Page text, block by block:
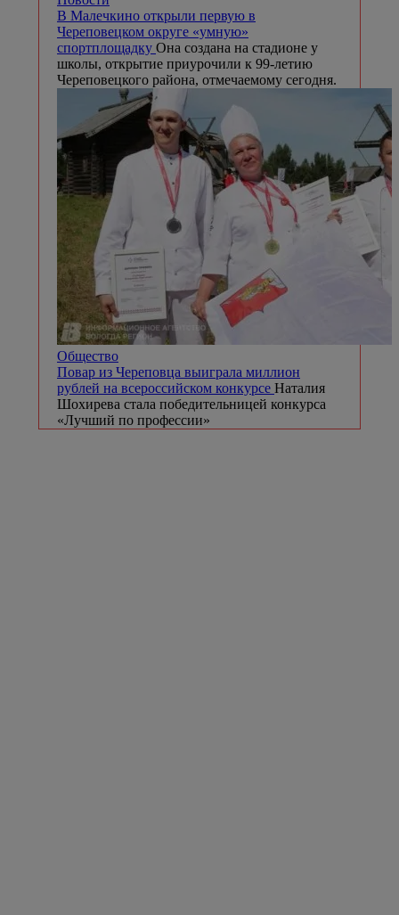
В Малечкино открыли первую в
Череповецком округе «умную»
спортплощадку Она создана на стадионе у
школы, открытие приурочили к 99-летию
Череповецкого района, отмечаемому сегодня.
Общество
Повар из Череповца выиграла миллион
рублей на всероссийском конкурсе Наталия
Шохирева стала победительницей конкурса
«Лучший по профессии»